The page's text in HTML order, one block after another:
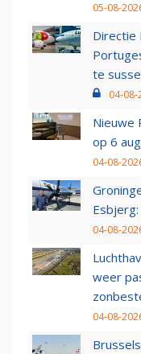
05-08-
Directie
te
04-08-
Nieuwe
op 6
04-08-
04-08-
weer
04-08-